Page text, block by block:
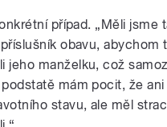
případ. „Měli jsme
obavu, abychom
jeho manželku, což
mám pocit, že ani
stavu, ale měl